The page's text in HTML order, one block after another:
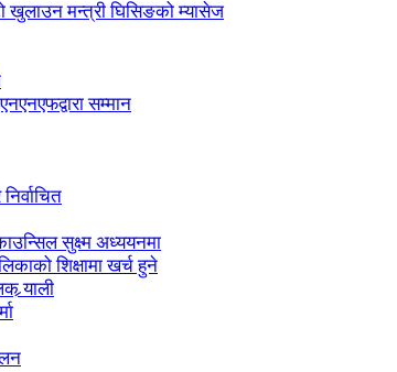
खुलाउन मन्त्री घिसिङको म्यासेज
सम्मान
सुक्ष्म अध्ययनमा
शिक्षामा खर्च हुने
र्‍याली